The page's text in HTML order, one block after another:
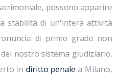
possono apparire
stabilità di un'intera attività
di primo grado non
nostro sistema giudiziario.
in diritto penale a Milano,